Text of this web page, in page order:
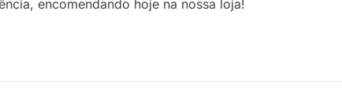
encomendando hoje na nossa loja!